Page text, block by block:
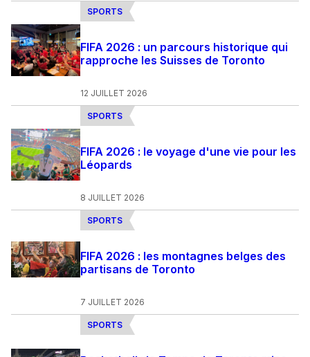
SPORTS
FIFA 2026 : un parcours historique qui
rapproche les Suisses de Toronto
12 JUILLET 2026
SPORTS
FIFA 2026 : le voyage d'une vie pour les
Léopards
8 JUILLET 2026
SPORTS
FIFA 2026 : les montagnes belges des
partisans de Toronto
7 JUILLET 2026
SPORTS